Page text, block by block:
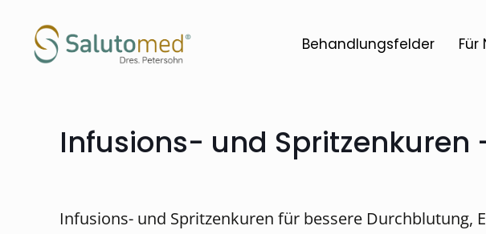
Behandlungsfelder
Infusions- und Spritzenkuren
Infusions- und Spritzenkuren für bessere